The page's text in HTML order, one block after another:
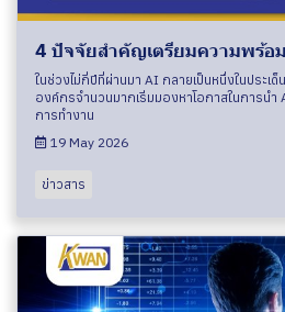
4 ปัจจัยสำคัญเตรียมความพร้อ
ในช่วงไม่กี่ปีที่ผ่านมา AI กลายเป็นหนึ่งในประ
องค์กรจำนวนมากเริ่มมองหาโอกาสในการนำ
การทำงาน
19 May 2026
ข่าวสาร